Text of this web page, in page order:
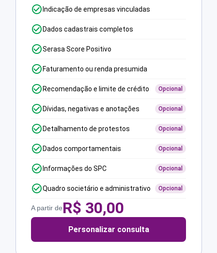
Indicação de empresas vinculadas
Dados cadastrais completos
Serasa Score Positivo
Faturamento ou renda presumida
Recomendação e limite de crédito Opcional
Dívidas, negativas e anotações Opcional
Detalhamento de protestos Opcional
Dados comportamentais Opcional
Informações do SPC Opcional
Quadro societário e administrativo Opcional
A partir deR$ 30,00
Personalizar consulta